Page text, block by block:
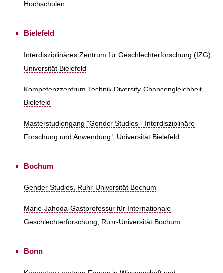
Hochschulen
Bielefeld
Interdisziplinäres Zentrum für Geschlechterforschung (IZG),
Universität Bielefeld
Kompetenzzentrum Technik-Diversity-Chancengleichheit,
Bielefeld
Masterstudiengang "Gender Studies - Interdisziplinäre
Forschung und Anwendung", Universität Bielefeld
Bochum
Gender Studies, Ruhr-Universität Bochum
Marie-Jahoda-Gastprofessur für Internationale
Geschlechterforschung, Ruhr-Universität Bochum
Bonn